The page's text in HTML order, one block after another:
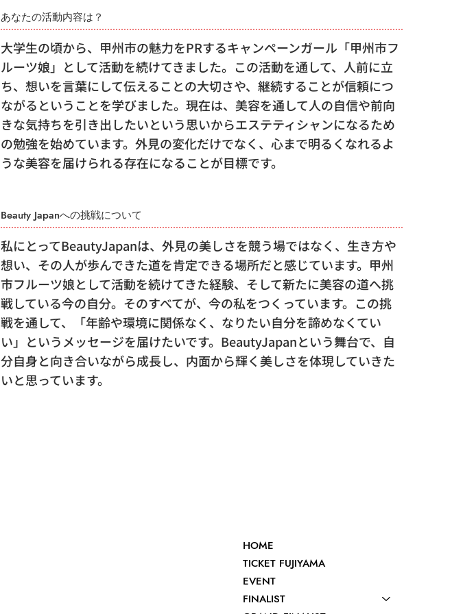
あなたの活動内容は？
大学生の頃から、甲州市の魅力をPRするキャンペーンガール「甲州市フ
ルーツ娘」として活動を続けてきました。この活動を通して、人前に立
ち、想いを言葉にして伝えることの大切さや、継続することが信頼につ
ながるということを学びました。現在は、美容を通して人の自信や前向
きな気持ちを引き出したいという思いからエステティシャンになるため
の勉強を始めています。外見の変化だけでなく、心まで明るくなれるよ
うな美容を届けられる存在になることが目標です。
Beauty Japanへの挑戦について
私にとってBeautyJapanは、外見の美しさを競う場ではなく、生き方や
想い、その人が歩んできた道を肯定できる場所だと感じています。甲州
市フルーツ娘として活動を続けてきた経験、そして新たに美容の道へ挑
戦している今の自分。そのすべてが、今の私をつくっています。この挑
戦を通して、「年齢や環境に関係なく、なりたい自分を諦めなくてい
い」というメッセージを届けたいです。BeautyJapanという舞台で、自
分自身と向き合いながら成長し、内面から輝く美しさを体現していきた
いと思っています。
HOME
TICKET FUJIYAMA
EVENT
FINALIST